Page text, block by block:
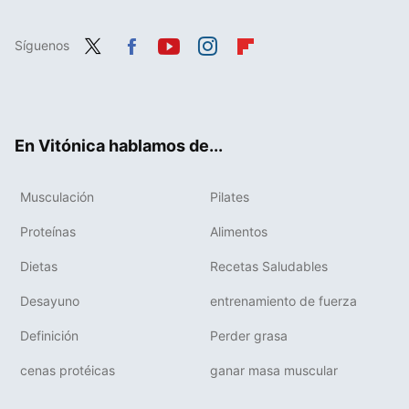
Síguenos
En Vitónica hablamos de...
Musculación Pilates
Proteínas Alimentos
Dietas Recetas Saludables
Desayuno entrenamiento de fuerza
Definición Perder grasa
cenas protéicas ganar masa muscular